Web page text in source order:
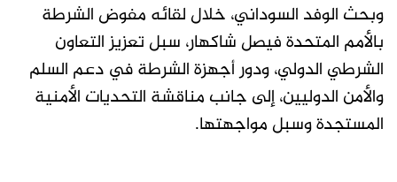
وبحث الوفد السوداني، خلال لقائه مفوض الشرطة
بالأمم المتحدة فيصل شاكهار، سبل تعزيز التعاون
الشرطي الدولي، ودور أجهزة الشرطة في دعم السلم
والأمن الدوليين، إلى جانب مناقشة التحديات الأمنية
المستجدة وسبل مواجهتها.